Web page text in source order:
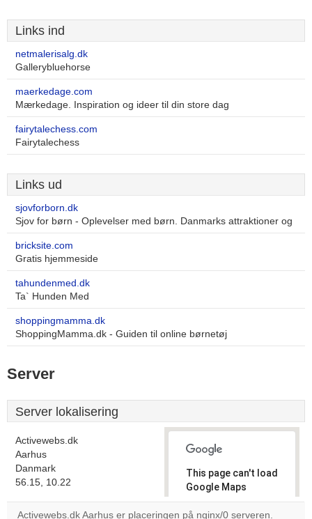
Links ind
netmalerisalg.dk
Gallerybluehorse
maerkedage.com
Mærkedage. Inspiration og ideer til din store dag
fairytalechess.com
Fairytalechess
Links ud
sjovforborn.dk
Sjov for børn - Oplevelser med børn. Danmarks attraktioner og
bricksite.com
Gratis hjemmeside
tahundenmed.dk
Ta` Hunden Med
shoppingmamma.dk
ShoppingMamma.dk - Guiden til online børnetøj
Server
Server lokalisering
Activewebs.dk
Aarhus
Danmark
56.15, 10.22
This page can't load
Google Maps
correctly.
Activewebs.dk Aarhus er placeringen på nginx/0 serveren.